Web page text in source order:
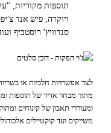
תוספות מקוריות,
ויוקרה, פיש אנד
סנדוויץ' רוסטביף
לצד אפשרויות חלביות או
מתוך מבחר אדיר של תוספות
ומעוררי תאבון של קינוחים
משייקים ועד קוקטיילים